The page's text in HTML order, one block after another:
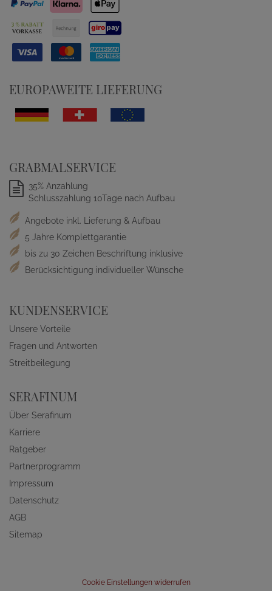
EUROPAWEITE LIEFERUNG
GRABMALSERVICE
35% Anzahlung
Schlusszahlung 10Tage nach Aufbau
Angebote inkl. Lieferung & Aufbau
5 Jahre Komplettgarantie
bis zu 30 Zeichen Beschriftung inklusive
Berücksichtigung individueller Wünsche
KUNDENSERVICE
Unsere Vorteile
Fragen und Antworten
Streitbeilegung
SERAFINUM
Über Serafinum
Karriere
Ratgeber
Partnerprogramm
Impressum
Datenschutz
AGB
Sitemap
Cookie Einstellungen widerrufen